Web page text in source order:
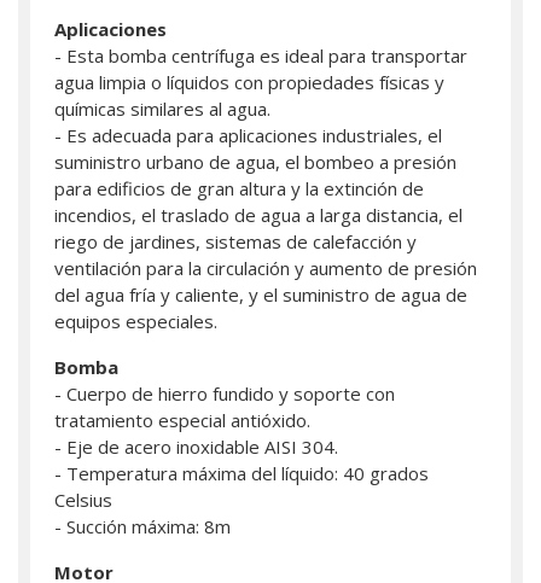
Aplicaciones
- Esta bomba centrífuga es ideal para transportar
agua limpia o líquidos con propiedades físicas y
químicas similares al agua.
- Es adecuada para aplicaciones industriales, el
suministro urbano de agua, el bombeo a presión
para edificios de gran altura y la extinción de
incendios, el traslado de agua a larga distancia, el
riego de jardines, sistemas de calefacción y
ventilación para la circulación y aumento de presión
del agua fría y caliente, y el suministro de agua de
equipos especiales.
Bomba
- Cuerpo de hierro fundido y soporte con
tratamiento especial antióxido.
- Eje de acero inoxidable AISI 304.
- Temperatura máxima del líquido: 40 grados
Celsius
- Succión máxima: 8m
Motor